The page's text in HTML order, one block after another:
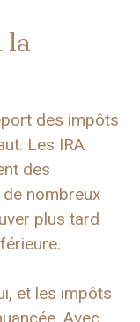
la
des impôts
Les IRA
des
nombreux
plus tard
et les impôts